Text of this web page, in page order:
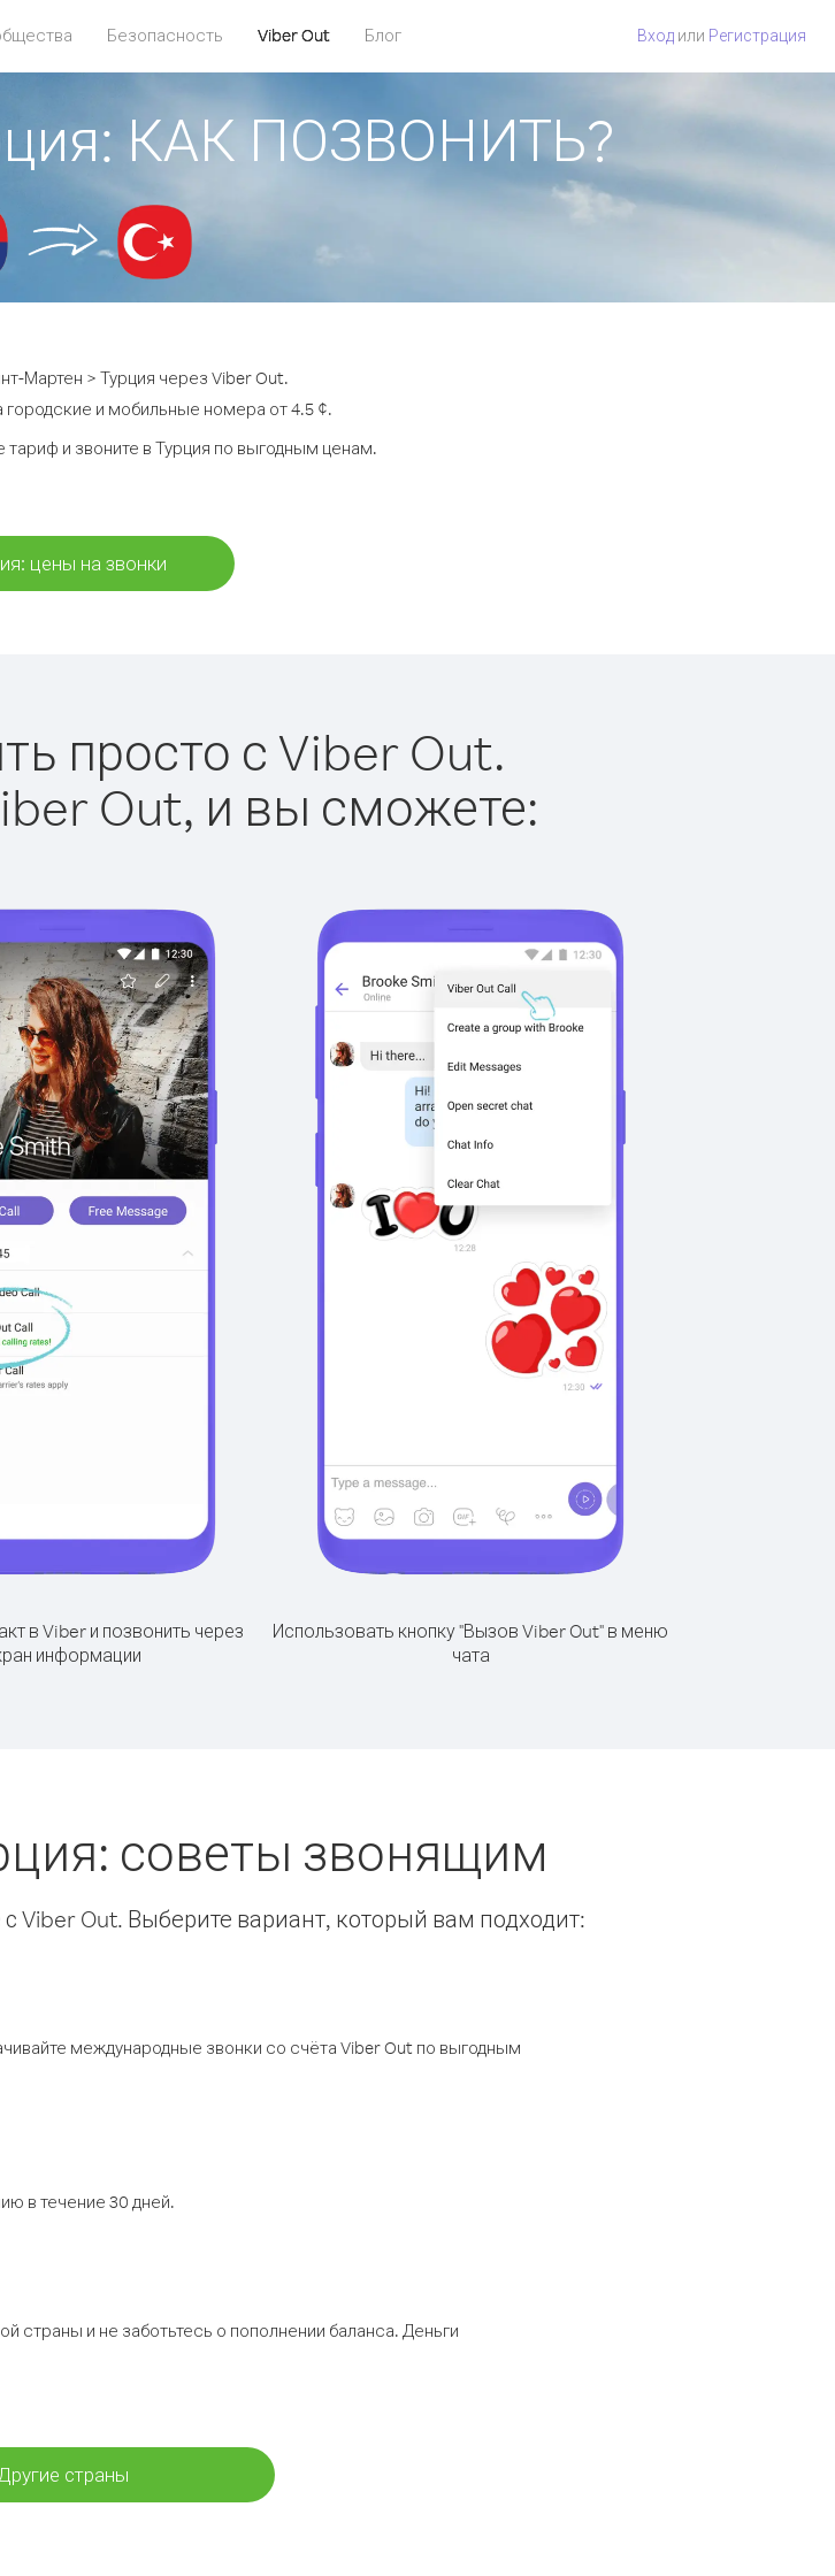
Безопасность Viber Out Блог Вход или Регистрация
КАК ПОЗВОНИТЬ?
Мартен > Турция через Viber Out.
городские и мобильные номера от 4.5 ¢.
тариф и звоните в Турция по выгодным ценам.
цены на звонки
просто с Viber Out.
Out, и вы сможете:
в Viber и позвонить через
информации
Использовать кнопку "Вызов Viber Out" в меню
чата
советы звонящим
Viber Out. Выберите вариант, который вам подходит:
международные звонки со счёта Viber Out по выгодным
в течение 30 дней.
страны и не заботьтесь о пополнении баланса. Деньги
Другие страны